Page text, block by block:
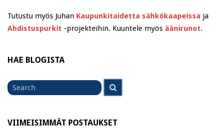
Tutustu myös Juhan Kaupunkitaidetta sähkökaapeissa ja
Ahdistuspurkit -projekteihin. Kuuntele myös äänirunot.
HAE BLOGISTA
Search
for
VIIMEISIMMÄT POSTAUKSET